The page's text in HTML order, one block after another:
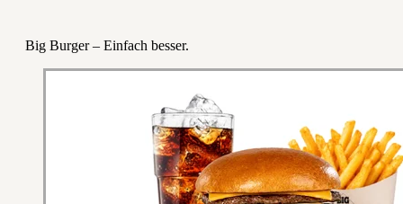
Big Burger – Einfach besser.